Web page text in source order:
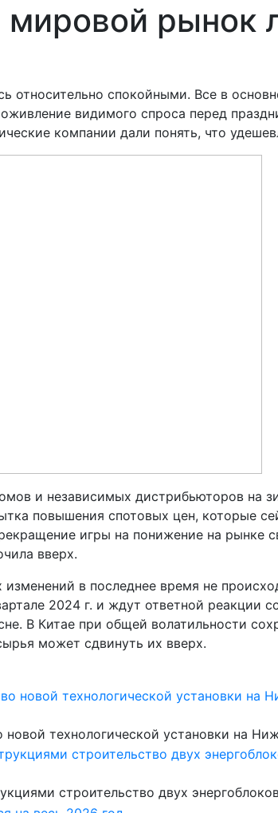
рынок
относительно спокойными. Все в
видимого спроса перед
компании дали понять, что
и независимых дистрибьюторов на
повышения спотовых цен, которые
игры на понижение на рынке
вверх.
в последнее время не
2024 г. и ждут ответной реакции
В Китае при общей волатильности
может сдвинуть их вверх.
новой технологической установки на
строительство двух